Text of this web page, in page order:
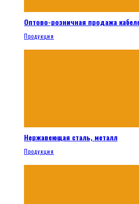
Оптово-розничная продажа
Продукция
Нержавеющая сталь, металл
Продукция